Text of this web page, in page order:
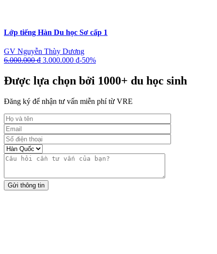
Lớp tiếng Hàn Du học Sơ cấp 1
GV Nguyễn Thùy Dương
6.000.000₫ 3.000.000 ₫-50%
Được lựa chọn bởi 1000+ du học sinh
Đăng ký để nhận tư vấn miễn phí từ VRE